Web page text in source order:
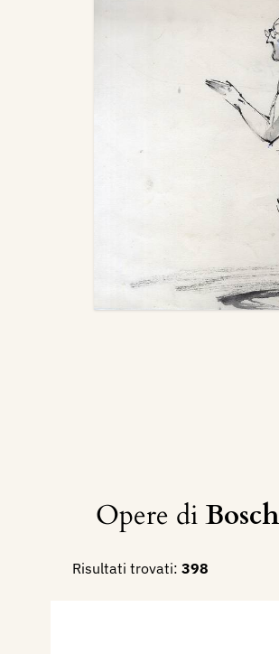
Opere di
Risultati trovati: 398